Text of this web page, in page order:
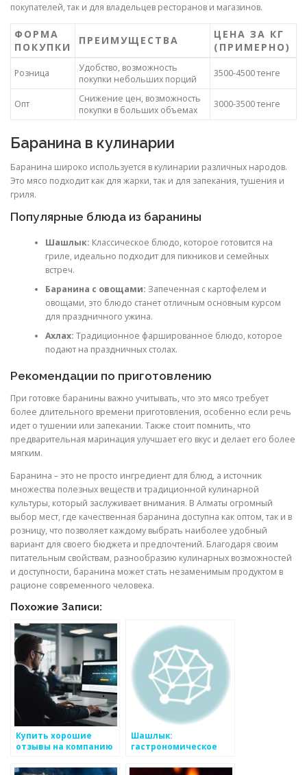
покупателей, так и для владельцев ресторанов и магазинов.
ФОРМА
ПОКУПКИ
ПРЕИМУЩЕСТВА
ЦЕНА ЗА КГ
(ПРИМЕРНО)
Розница
Удобство, возможность
покупки небольших порций
3500-4500 тенге
Опт
Снижение цен, возможность
покупки в больших объемах
3000-3500 тенге
Баранина в кулинарии
Баранина широко используется в кулинарии различных народов.
Это мясо подходит как для жарки, так и для запекания, тушения и
гриля.
Популярные блюда из баранины
Шашлык: Классическое блюдо, которое готовится на
гриле, идеально подходит для пикников и семейных
встреч.
Баранина с овощами: Запеченная с картофелем и
овощами, это блюдо станет отличным основным курсом
для праздничного ужина.
Ахлах: Традиционное фаршированное блюдо, которое
подают на праздничных столах.
Рекомендации по приготовлению
При готовке баранины важно учитывать, что это мясо требует
более длительного времени приготовления, особенно если речь
идет о тушении или запекании. Также стоит помнить, что
предварительная маринация улучшает его вкус и делает его более
мягким.
Баранина – это не просто ингредиент для блюд, а источник
множества полезных веществ и традиционной кулинарной
культуры, который заслуживает внимания. В Алматы огромный
выбор мест, где качественная баранина доступна как оптом, так и в
розницу, что позволяет каждому выбрать наиболее удобный
вариант для своего бюджета и предпочтений. Благодаря своим
питательным свойствам, разнообразию кулинарных возможностей
и доступности, баранина может стать незаменимым продуктом в
рационе современного человека.
Похожие Записи:
Купить хорошие
отзывы на компанию
ли обращать
Шашлык:
гастрономическое
Востока до Запада